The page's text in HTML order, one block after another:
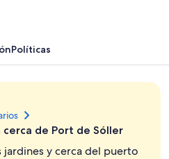
Políticas
cerca de Port de Sóller
y cerca del puerto